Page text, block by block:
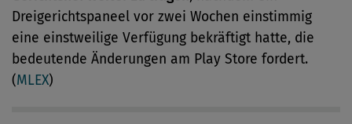
Dreigerichtspaneel vor zwei Wochen einstimmig
eine einstweilige Verfügung bekräftigt hatte, die
bedeutende Änderungen am Play Store fordert.
(MLEX)